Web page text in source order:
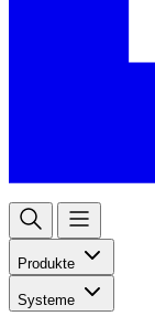
Produkte
Systeme